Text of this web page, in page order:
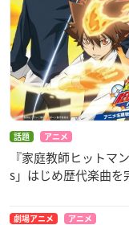
話題 アニメ
『家庭教師ヒットマ
s」はじめ歴代楽曲を
劇場アニメ アニメ